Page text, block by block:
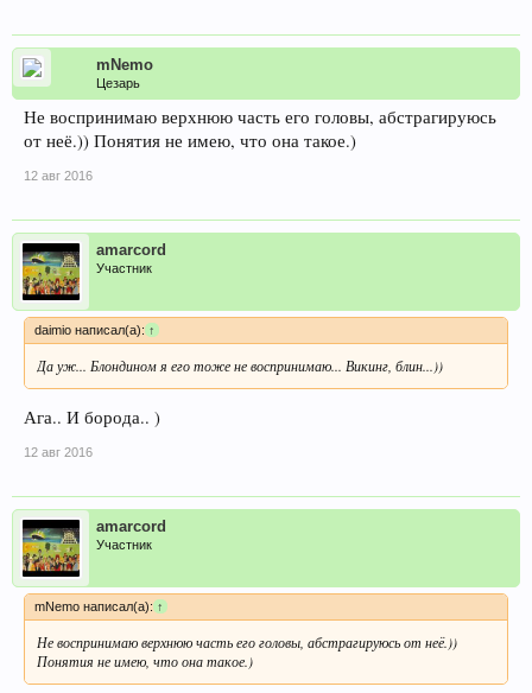
mNemo
Цезарь
Не воспринимаю верхнюю часть его головы, абстрагируюсь
от неё.)) Понятия не имею, что она такое.)
12 авг 2016
amarcord
Участник
daimio написал(а):↑
Да уж... Блондином я его тоже не воспринимаю... Викинг, блин...))
Ага.. И борода.. )
12 авг 2016
amarcord
Участник
mNemo написал(а): ↑
Не воспринимаю верхнюю часть его головы, абстрагируюсь от неё.))
Понятия не имею, что она такое.)